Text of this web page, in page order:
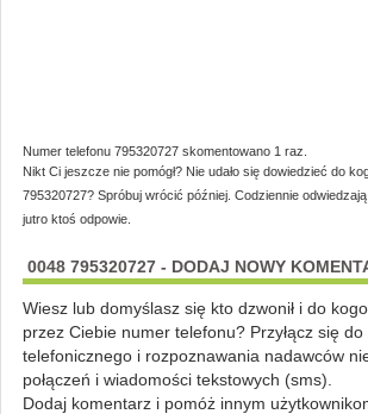
Numer telefonu 795320727 skomentowano 1 raz.
Nikt Ci jeszcze nie pomógł? Nie udało się dowiedzieć do
795320727? Spróbuj wrócić później. Codziennie
jutro ktoś odpowie.
0048 795320727 - DODAJ NOWY
Wiesz lub domyślasz się kto dzwonił i do
przez Ciebie numer telefonu? Przyłącz się
telefonicznego i rozpoznawania nadawców
połączeń i wiadomości tekstowych (sms).
Dodaj komentarz i pomóż innym